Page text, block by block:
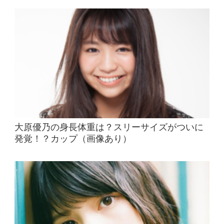
大原優乃の身長体重は？スリーサイズがついに
発覚！？カップ（画像あり）